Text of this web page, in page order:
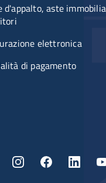
d'appalto, aste
elettronica
di pagamento